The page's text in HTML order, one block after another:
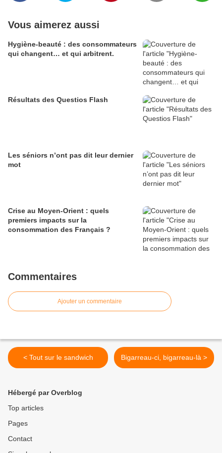
Vous aimerez aussi
Hygiène-beauté : des consommateurs
qui changent… et qui arbitrent.
Résultats des Questios Flash
Les séniors n’ont pas dit leur dernier
mot
Crise au Moyen-Orient : quels
premiers impacts sur la
consommation des Français ?
Commentaires
Ajouter un commentaire
< Tout sur le sandwich Bigarreau-ci, bigarreau-là >
Hébergé par Overblog
Top articles
Pages
Contact